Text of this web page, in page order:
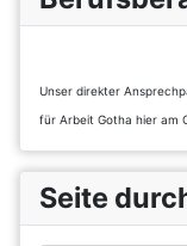
Unser direkter
für Arbeit Gotha hier am
Seite